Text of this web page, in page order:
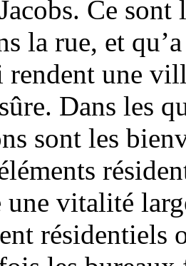
Ce sont
la rue, et
une
Dans les
sont les
vitalité
résidentiels